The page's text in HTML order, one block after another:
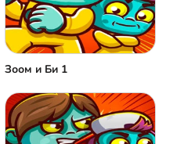
Зоом и Би 1